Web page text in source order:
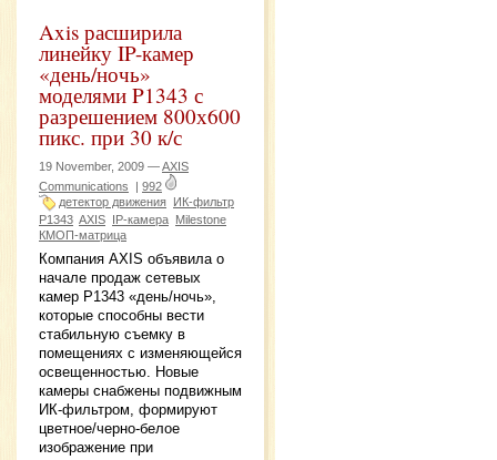
Axis расширила
линейку IP-камер
«день/ночь»
моделями P1343 с
разрешением 800х600
пикс. при 30 к/с
19 November, 2009 —AXIS
Communications | 992
детектор движения ИК-фильтр
P1343 AXIS IP-камера Milestone
КМОП-матрица
Компания AXIS объявила о
начале продаж сетевых
камер P1343 «день/ночь»,
которые способны вести
стабильную съемку в
помещениях с изменяющейся
освещенностью. Новые
камеры снабжены подвижным
ИК-фильтром, формируют
цветное/черно-белое
изображение при